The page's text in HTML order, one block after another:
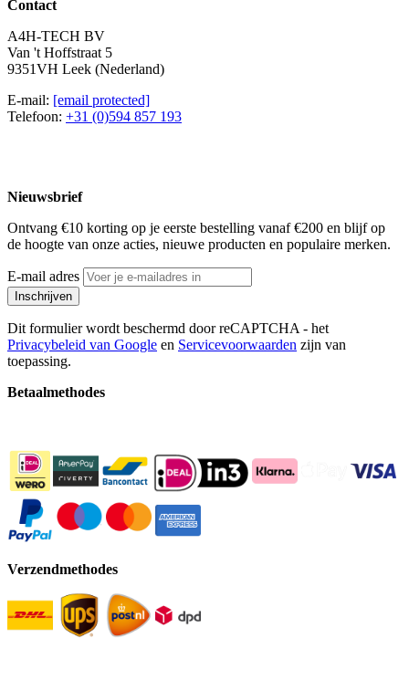
Contact
A4H-TECH BV
Van 't Hoffstraat 5
9351VH Leek (Nederland)
E-mail: [email protected]
Telefoon: +31 (0)594 857 193
Nieuwsbrief
Ontvang €10 korting op je eerste bestelling vanaf €200 en blijf op
de hoogte van onze acties, nieuwe producten en populaire merken.
E-mail adres
Inschrijven
Dit formulier wordt beschermd door reCAPTCHA - het
Privacybeleid van Google en Servicevoorwaarden zijn van
toepassing.
Betaalmethodes
Verzendmethodes